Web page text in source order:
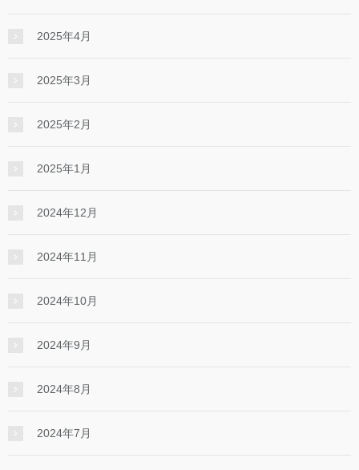
2025年4月
2025年3月
2025年2月
2025年1月
2024年12月
2024年11月
2024年10月
2024年9月
2024年8月
2024年7月